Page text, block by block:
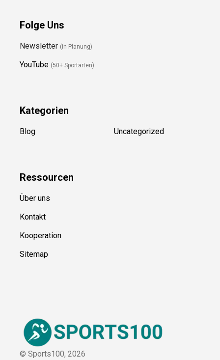
Folge Uns
Ressource
Über uns
Kontakt